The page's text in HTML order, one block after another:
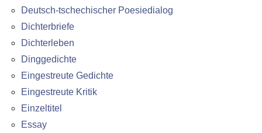
Deutsch-tschechischer Poesiedialog
Dichterbriefe
Dichterleben
Dinggedichte
Eingestreute Gedichte
Eingestreute Kritik
Einzeltitel
Essay